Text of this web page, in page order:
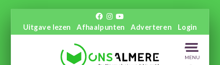
Uitgave lezen Afhaalpunten Adverteren Login
MENU